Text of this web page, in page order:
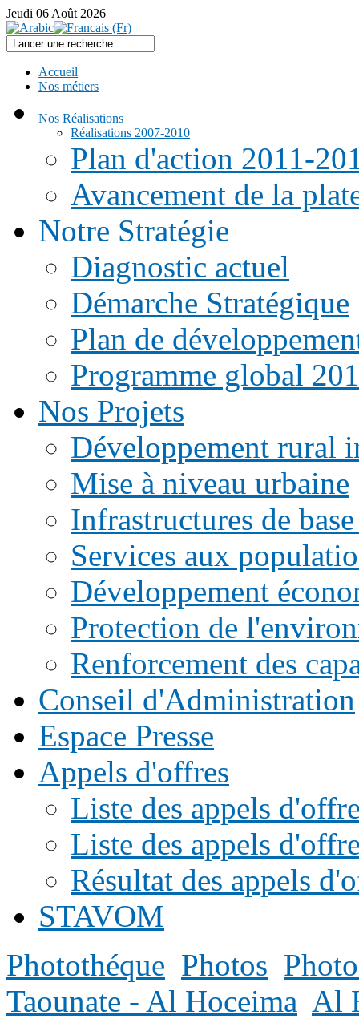
Jeudi 06 Août 2026
Accueil
Nos métiers
Nos Réalisations
Réalisations 2007-2010
Plan d'action 2011-
Avancement de la
Notre Stratégie
Diagnostic actuel
Démarche Stratégique
Plan de
Programme global
Nos Projets
Développement rural
Mise à niveau urbaine
Infrastructures de
Services aux
Développement
Protection de
Renforcement des
Conseil d'Administration
Espace Presse
Appels d'offres
Liste des appels
Liste des appels
Résultat des appels
STAVOM
Photothéque Photos
Taounate - Al Hoceima Al